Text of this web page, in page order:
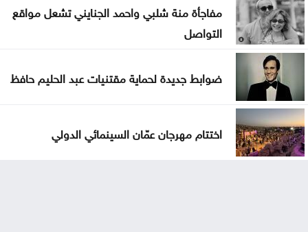
مفاجأة منة شلبي واحمد الجنايني تشعل مواقع
التواصل
ضوابط جديدة لحماية مقتنيات عبد الحليم حافظ
اختتام مهرجان عمّان السينمائي الدولي